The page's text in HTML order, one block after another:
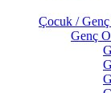
Çocuk / Genç
Genç